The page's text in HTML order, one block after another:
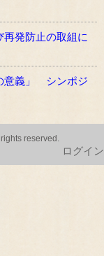
再発防止の取組に
意義」 シンポジ
reserved.
ログイン